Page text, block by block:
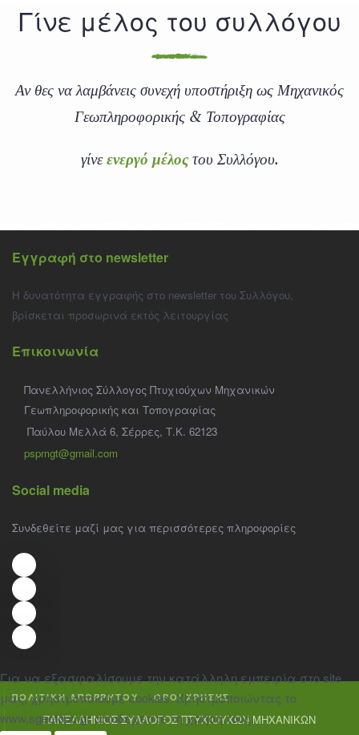
Γίνε μέλος του συλλόγου
Αν θες να λαμβάνεις συνεχή υποστήριξη ως Μηχανικός
Γεωπληροφορικής & Τοπογραφίας
γίνεενεργό μέλοςτου Συλλόγου.
Εγγραφή στο newsletter
Η δυνατότητα εγγραφής στο newsletter του Συλλόγου,
βρίσκεται προσωρινά εκτός λειτουργίας
Επικοινωνία
Πανελλήνιος Σύλλογος Πτυχιούχων Μηχανικών
Γεωπληροφορικής και Τοπογραφίας
Παύλου Μελλά 6, Σέρρες, Τ.Κ. 62123
pspmgt@gmail.com
Social media
Συνδεθείτε μαζί μας για περισσότερες πληροφορίες
ΠΟΛΙΤΙΚΗ ΑΠΟΡΡΗΤΟΥ ΟΡΟΙ ΧΡΗΣΗΣ
ΠΑΝΕΛΛΗΝΙΟΣ ΣΥΛΛΟΓΟΣ ΠΤΥΧΙΟΥΧΩΝ ΜΗΧΑΝΙΚΩΝ
Για να εξασφαλίσουμε την κατάλληλη εμπειρία στο site
μας, χρησιμοποιούμε cookies. Χρησιμοποιώντας το
www.sgeotopo.gr αποδέχεστε τη χρήση τους.